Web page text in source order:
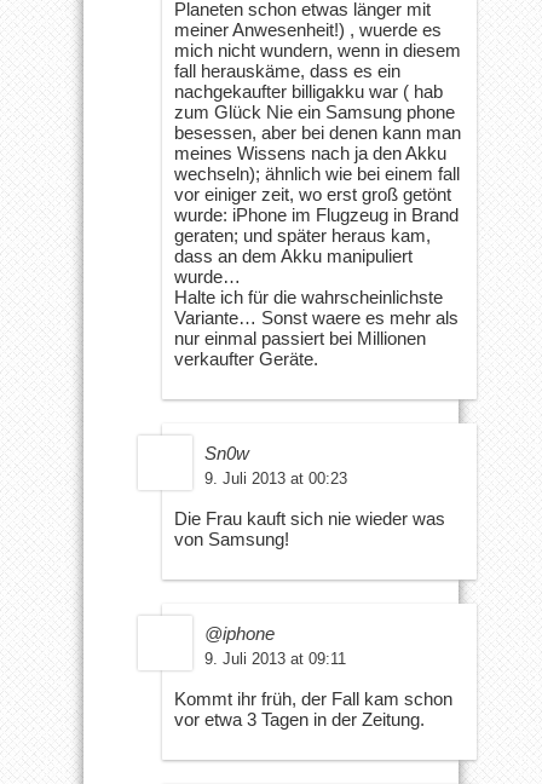
Planeten schon etwas länger mit
meiner Anwesenheit!) , wuerde es
mich nicht wundern, wenn in diesem
fall herauskäme, dass es ein
nachgekaufter billigakku war ( hab
zum Glück Nie ein Samsung phone
besessen, aber bei denen kann man
meines Wissens nach ja den Akku
wechseln); ähnlich wie bei einem fall
vor einiger zeit, wo erst groß getönt
wurde: iPhone im Flugzeug in Brand
geraten; und später heraus kam,
dass an dem Akku manipuliert
wurde…
Halte ich für die wahrscheinlichste
Variante… Sonst waere es mehr als
nur einmal passiert bei Millionen
verkaufter Geräte.
Sn0w
9. Juli 2013 at 00:23
Die Frau kauft sich nie wieder was
von Samsung!
@iphone
9. Juli 2013 at 09:11
Kommt ihr früh, der Fall kam schon
vor etwa 3 Tagen in der Zeitung.